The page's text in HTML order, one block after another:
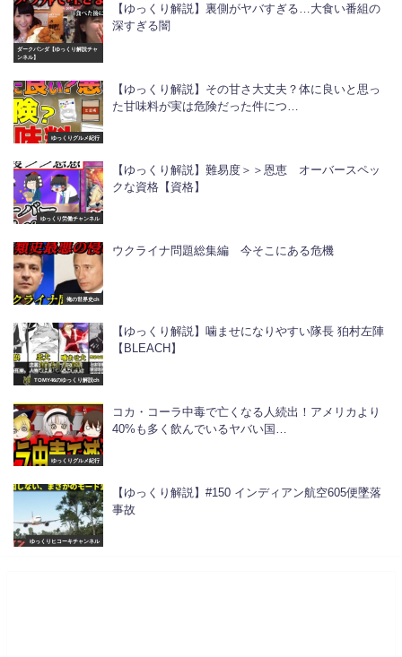
ダークパンダ【ゆっくり解説チャ
ンネル】
【ゆっくり解説】裏側がヤバすぎる…大食い番組の
深すぎる闇
ゆっくりグルメ紀行
【ゆっくり解説】その甘さ大丈夫？体に良いと思っ
た甘味料が実は危険だった件につ…
ゆっくり労働チャンネル
【ゆっくり解説】難易度＞＞恩恵 オーバースペッ
クな資格【資格】
俺の世界史ch
ウクライナ問題総集編 今そこにある危機
TOMY46のゆっくり解説ch
【ゆっくり解説】噛ませになりやすい隊長 狛村左陣
【BLEACH】
ゆっくりグルメ紀行
コカ・コーラ中毒で亡くなる人続出！アメリカより
40%も多く飲んでいるヤバい国…
ゆっくりヒコーキチャンネル
【ゆっくり解説】#150 インディアン航空605便墜落
事故